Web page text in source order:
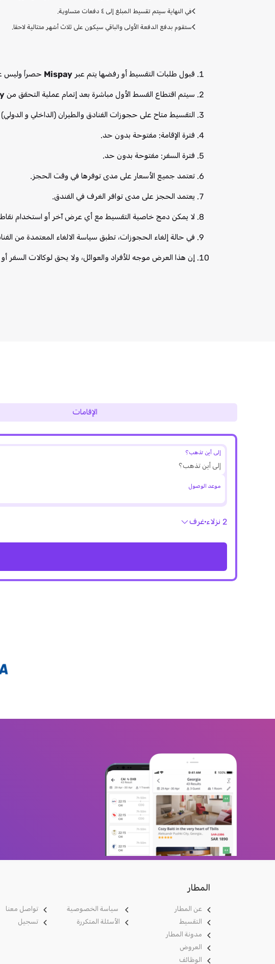
في النهاية سيتم تقسيط المبلغ إلى ٤ دفعات متساوية.
ستقوم بدفع الدفعة الأولى والباقي سيكون على ثلاث أشهر متتالية لاحقا.
قبول طلبات التقسيط أو رفضها يتم عبر Mispay حصراً وليس
سيتم اقتطاع القسط الأول مباشرة بعد إتمام عملية التحقق من .
التقسيط متاح على حجوزات الفنادق والطيران (الداخلي و
فترة الإقامة: مفتوحة بدون حد.
فترة السفر: مفتوحة بدون حد.
تعتمد جميع الأسعار على مدى توفرها في وقت الحجز.
يعتمد الحجز على مدى توافر الغرف في الفندق.
لا يمكن دمج خاصية التقسيط مع أي عرض آخر أو استخدام
في حالة إلغاء الحجوزات، تطبق سياسة الالغاء المعتمدة من
إن هذا العرض موجه للأفراد والعوائل، ولا يحق لوكالات السفر
الإقامات
إلى أين تذهب؟
موعد الوصول
2 نزلاء غرف
المطار
عن المطار
التقسيط
مدونة المطار
العروض
الوظائف
سياسة الخصوصية
الأسئلة المتكررة
تواصل معنا
تسجيل